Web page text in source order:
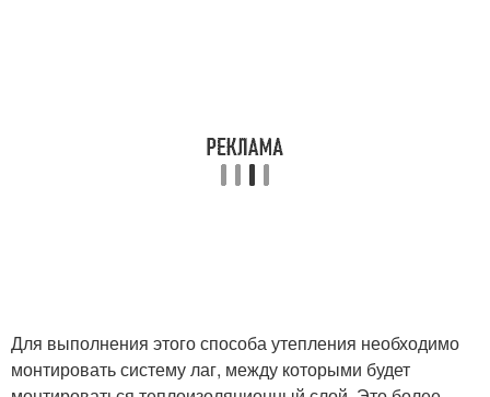
Для выполнения этого способа утепления необходимо
монтировать систему лаг, между которыми будет